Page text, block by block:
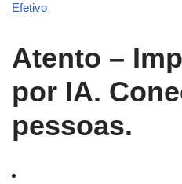
Efetivo
Atento –
por IA.
pessoas.